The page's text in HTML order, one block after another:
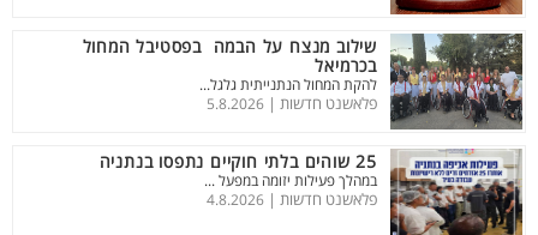
שילוב מנצח על הבמה בפסטיבל המחול
בכרמיאל
להקת המחול הנתנייתית גלגל...
פלאשנט חדשות | 5.8.2026
25 שוהים בלתי חוקיים נתפסו בנתניה
במהלך פעילות יזומה במפעל ...
פלאשנט חדשות | 4.8.2026